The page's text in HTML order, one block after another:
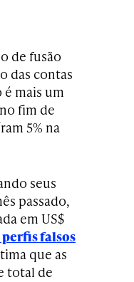
de fusão
das contas
mais um
fim de
5% na
seus
passado,
em US$
perfis falsos
que as
total de